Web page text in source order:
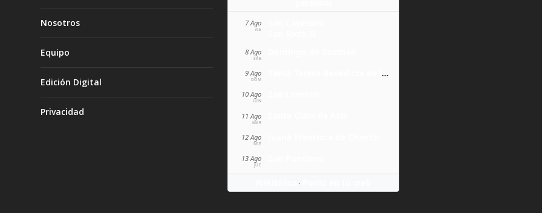
Nosotros
Equipo
Edición Digital
Privacidad
7 Ago
VIE
8 Ago
SÁB
9 Ago
DOM
Santa Teresa Benedicta de la Cruz
10 Ago
LUN
11 Ago
MAR
12 Ago
MIÉ
13 Ago
JUE
·